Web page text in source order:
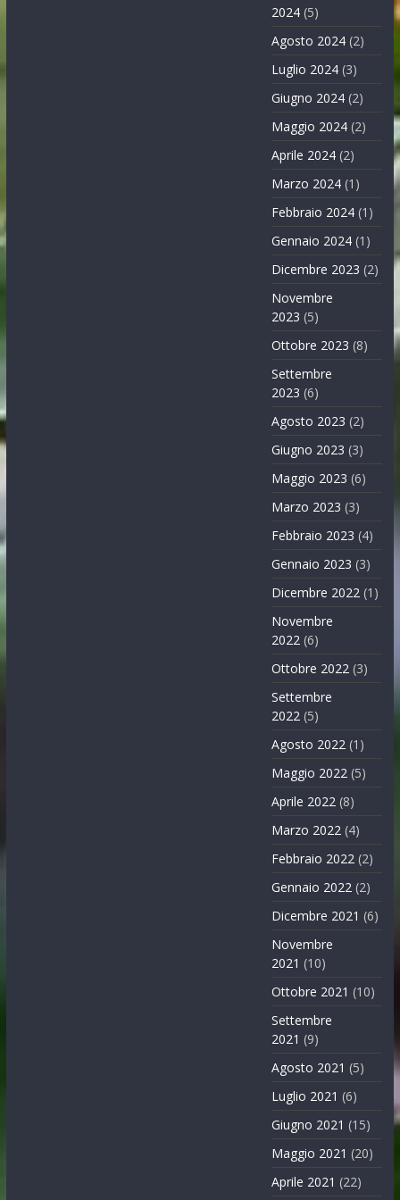
2024 (5)
Agosto 2024 (2)
Luglio 2024 (3)
Giugno 2024 (2)
Maggio 2024 (2)
Aprile 2024 (2)
Marzo 2024 (1)
Febbraio 2024 (1)
Gennaio 2024 (1)
Dicembre 2023 (2)
Novembre
2023 (5)
Ottobre 2023 (8)
Settembre
2023 (6)
Agosto 2023 (2)
Giugno 2023 (3)
Maggio 2023 (6)
Marzo 2023 (3)
Febbraio 2023 (4)
Gennaio 2023 (3)
Dicembre 2022 (1)
Novembre
2022 (6)
Ottobre 2022 (3)
Settembre
2022 (5)
Agosto 2022 (1)
Maggio 2022 (5)
Aprile 2022 (8)
Marzo 2022 (4)
Febbraio 2022 (2)
Gennaio 2022 (2)
Dicembre 2021 (6)
Novembre
2021 (10)
Ottobre 2021 (10)
Settembre
2021 (9)
Agosto 2021 (5)
Luglio 2021 (6)
Giugno 2021 (15)
Maggio 2021 (20)
Aprile 2021 (22)